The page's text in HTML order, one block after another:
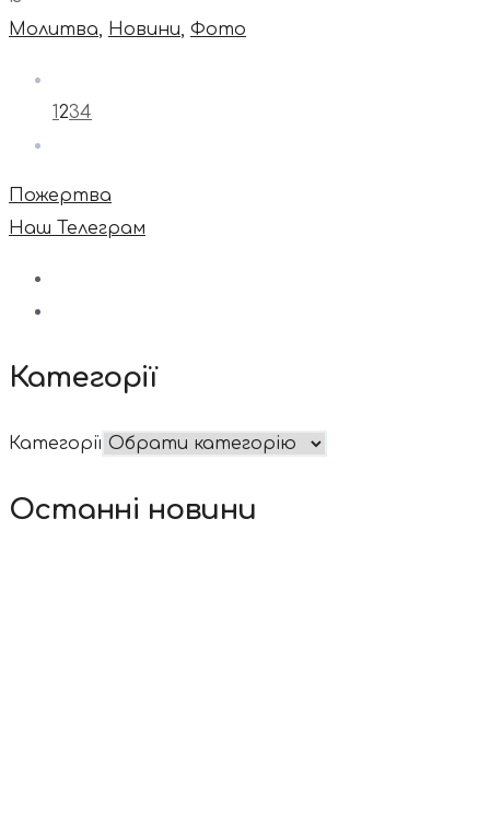
Молитва, Новини, Фото
234
Пожертва
Наш Телеграм
Категорії
Категорії
Останні новини